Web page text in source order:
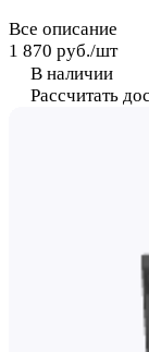
Все описание
1 870 руб./шт
В наличии
Рассчитать